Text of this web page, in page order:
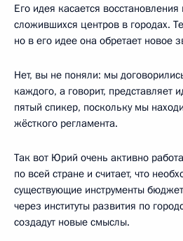
Его идея касается
сложившихся центров в городах.
но в его идее она обретает новое
Нет, вы не поняли: мы
каждого, а говорит, представляет
пятый спикер, поскольку мы
жёсткого регламента.
Так вот Юрий очень активно
по всей стране и считает, что
существующие инструменты
через институты развития по
создадут новые смыслы.